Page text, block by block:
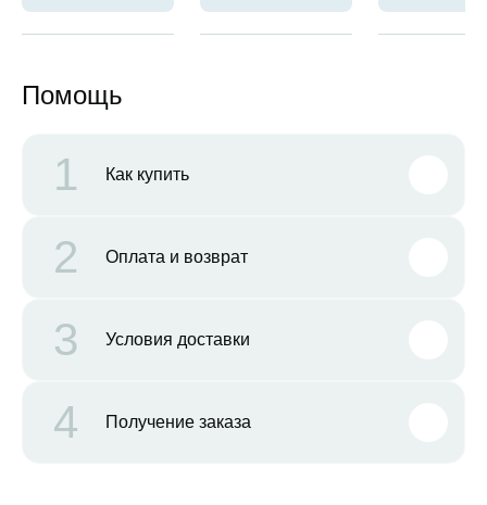
Помощь
1 Как купить
2 Оплата и возврат
3 Условия доставки
4 Получение заказа